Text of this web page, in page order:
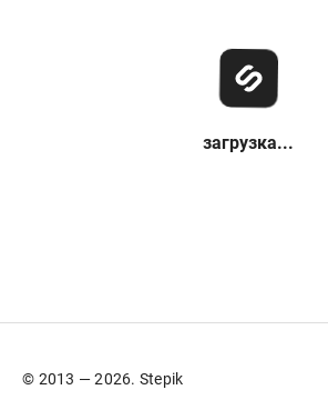
загрузка...
© 2013 — 2026. Stepik